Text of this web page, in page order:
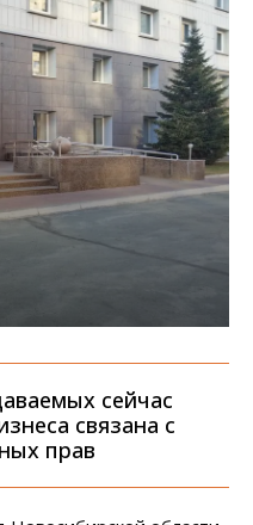
сейчас
связана с
прав